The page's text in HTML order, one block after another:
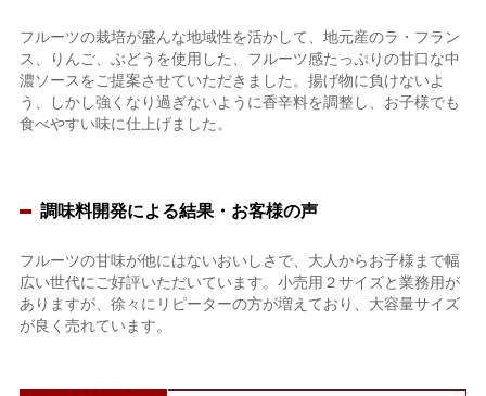
フルーツの栽培が盛んな地域性を活かして、地元産のラ・フラン
ス、りんご、ぶどうを使用した、フルーツ感たっぷりの甘口な中
濃ソースをご提案させていただきました。揚げ物に負けないよ
う、しかし強くなり過ぎないように香辛料を調整し、お子様でも
食べやすい味に仕上げました。
調味料開発による結果・お客様の声
フルーツの甘味が他にはないおいしさで、大人からお子様まで幅
広い世代にご好評いただいています。小売用２サイズと業務用が
ありますが、徐々にリピーターの方が増えており、大容量サイズ
が良く売れています。